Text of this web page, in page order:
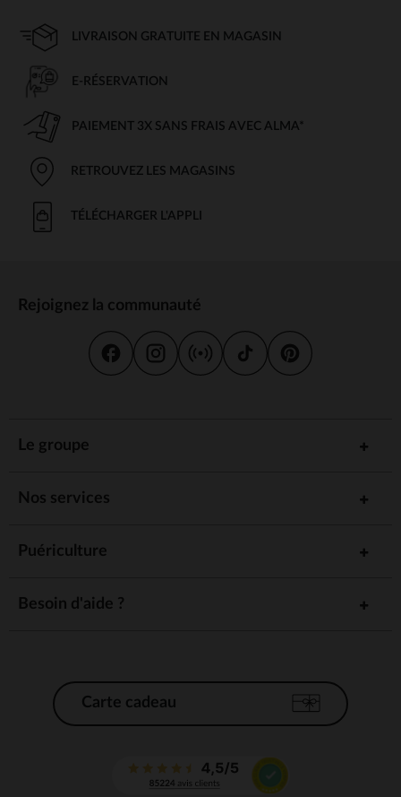
LIVRAISON GRATUITE EN MAGASIN
E-RÉSERVATION
PAIEMENT 3X SANS FRAIS AVEC ALMA*
RETROUVEZ LES MAGASINS
TÉLÉCHARGER L'APPLI
Rejoignez la communauté
Le groupe
Nos services
Puériculture
Besoin d'aide ?
Carte cadeau